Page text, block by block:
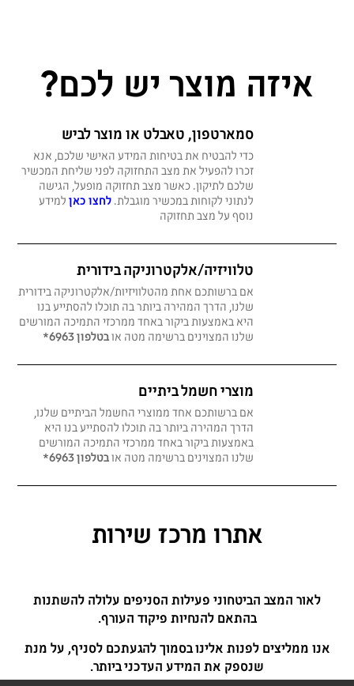
איזה מוצר יש לכם?
סמארטפון, טאבלט או מוצר לביש
כדי להבטיח את בטיחות המידע האישי שלכם, אנא
זכרו להפעיל את מצב התחזוקה לפני שליחת המכשיר
שלכם לתיקון. כאשר מצב תחזוקה מופעל, הגישה
לנתוני לקוחות במכשיר מוגבלת. לחצו כאן למידע
נוסף על מצב תחזוקה
טלוויזיה/אלקטרוניקה בידורית
אם ברשותכם אחת מהטלוויזיות/אלקטרוניקה בידורית
שלנו, הדרך המהירה ביותר בה תוכלו להסתייע בנו
היא באמצעות ביקור באחד ממרכזי התמיכה המורשים
שלנו המצוינים ברשימה מטה אובטלפון 6963*
מוצרי חשמל ביתיים
אם ברשותכם אחד ממוצרי החשמל הביתיים שלנו,
הדרך המהירה ביותר בה תוכלו להסתייע בנו היא
באמצעות ביקור באחד ממרכזי התמיכה המורשים
שלנו המצוינים ברשימה מטה אובטלפון 6963*
אתרו מרכז שירות
לאור המצב הביטחוני פעילות הסניפים עלולה להשתנות
בהתאם להנחיות פיקוד העורף.
אנו ממליצים לפנות אלינו בסמוך להגעתכם לסניף, על מנת
שנספק את המידע העדכני ביותר.